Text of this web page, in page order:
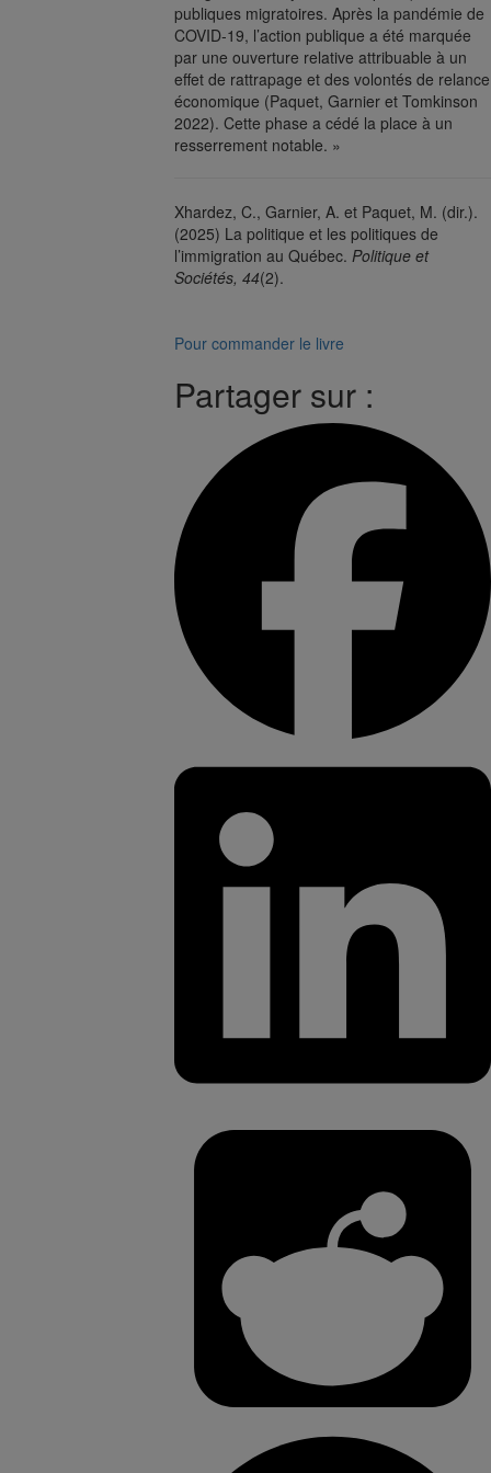
publiques migratoires. Après la pandémie de
COVID‑19, l’action publique a été marquée
par une ouverture relative attribuable à un
effet de rattrapage et des volontés de relance
économique (Paquet, Garnier et Tomkinson
2022). Cette phase a cédé la place à un
resserrement notable. »
Xhardez, C., Garnier, A. et Paquet, M. (dir.).
(2025) La politique et les politiques de
l’immigration au Québec.Politique et
Sociétés, 44(2).
Pour commander le livre
Partager sur :